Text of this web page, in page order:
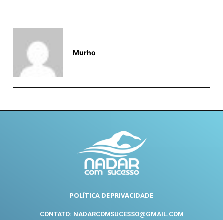
Murho
POLÍTICA DE PRIVACIDADE
CONTATO: NADARCOMSUCESSO@GMAIL.COM